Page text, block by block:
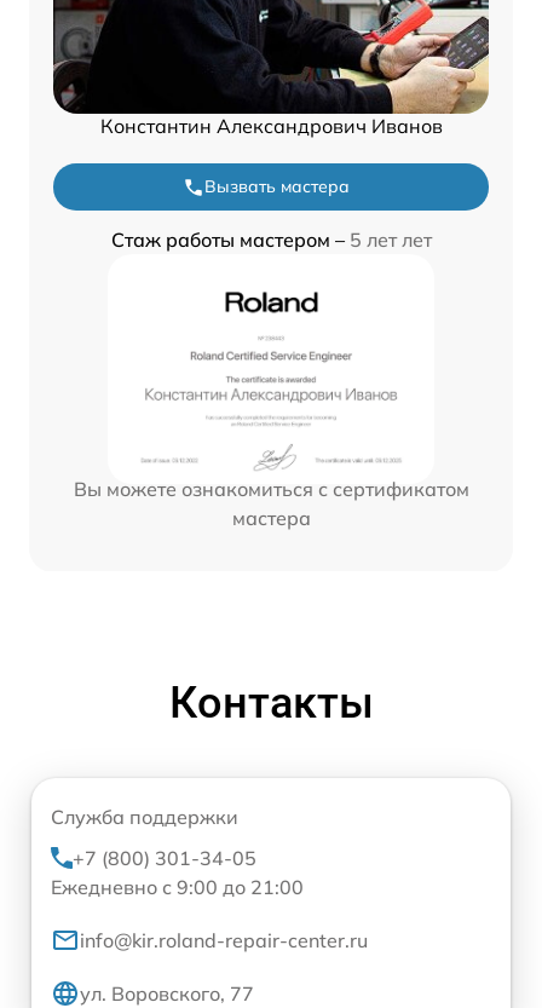
Константин Александрович Иванов
Вызвать мастера
Стаж работы мастером – 5 лет лет
Вы можете ознакомиться с сертификатом
мастера
Контакты
Служба поддержки
+7 (800) 301-34-05
Ежедневно с 9:00 до 21:00
info@kir.roland-repair-center.ru
ул. Воровского, 77